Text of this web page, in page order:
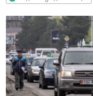
БИЗ ЖАНА ДҮЙНӨ
ДАНИСТЕ
ЭЖЕ-СИҢДИЛЕР
АЗАТТЫК+
ЫҢГАЙСЫЗ СУРООЛОР
ОНЛАЙН ШЕРИНЕ